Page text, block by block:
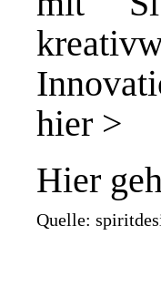
hier >
Hier
Quelle: